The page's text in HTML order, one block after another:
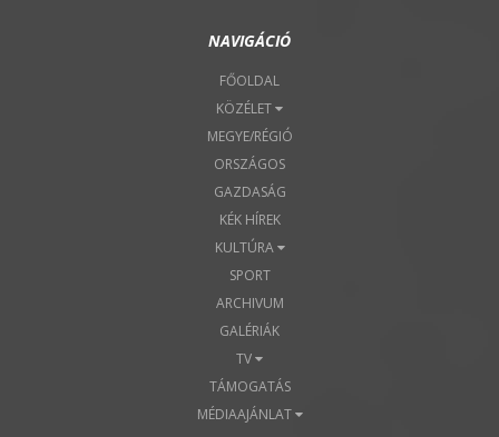
NAVIGÁCIÓ
FŐOLDAL
KÖZÉLET
MEGYE/RÉGIÓ
ORSZÁGOS
GAZDASÁG
KÉK HÍREK
KULTÚRA
SPORT
ARCHIVUM
GALÉRIÁK
TV
TÁMOGATÁS
MÉDIAAJÁNLAT